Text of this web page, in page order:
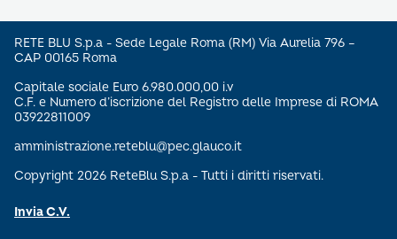
RETE BLU S.p.a - Sede Legale Roma (RM) Via Aurelia 796 –
CAP 00165 Roma
Capitale sociale Euro 6.980.000,00 i.v
C.F. e Numero d’iscrizione del Registro delle Imprese di ROMA
03922811009
amministrazione.reteblu@pec.glauco.it
Copyright 2026 ReteBlu S.p.a - Tutti i diritti riservati.
Invia C.V.